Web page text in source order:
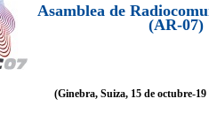
Asamblea de
(AR-07)
(Ginebra, Suiza, 15 de octubre-19